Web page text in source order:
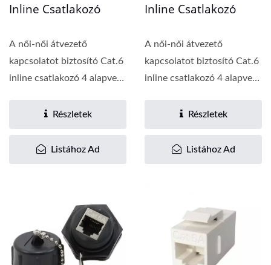
Inline Csatlakozó
A női-női átvezető
kapcsolatot biztosító Cat.6
inline csatlakozó 4 alapvető
Részletek
Listához Ad
Inline Csatlakozó
A női-női átvezető
kapcsolatot biztosító Cat.6
inline csatlakozó 4 alapvető
Részletek
Listához Ad